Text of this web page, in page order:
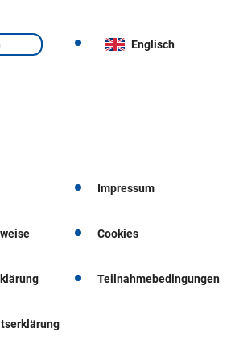
Englisch
Impressum
Cookies
Teilnahmebedingungen